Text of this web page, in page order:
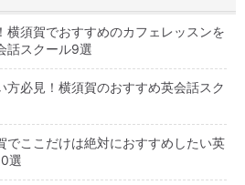
横須賀でおすすめのカフェレッスンを
話スクール9選
方必見！横須賀のおすすめ英会話スク
でここだけは絶対におすすめしたい英
選